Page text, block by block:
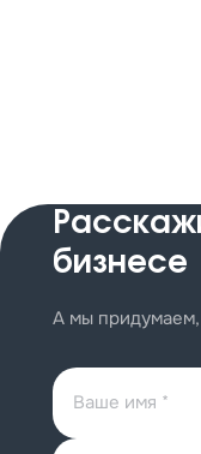
бизнесе
А мы придумаем,